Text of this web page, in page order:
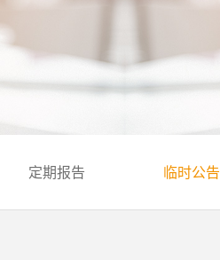
定期报告 临时公告